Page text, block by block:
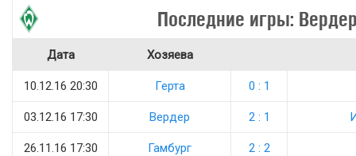
Последние игры:
Дата Хозяева
10.12.16 20:30 Герта 0 : 1
03.12.16 17:30 Вердер 2 : 1
26.11.16 17:30 Гамбург 2 : 2